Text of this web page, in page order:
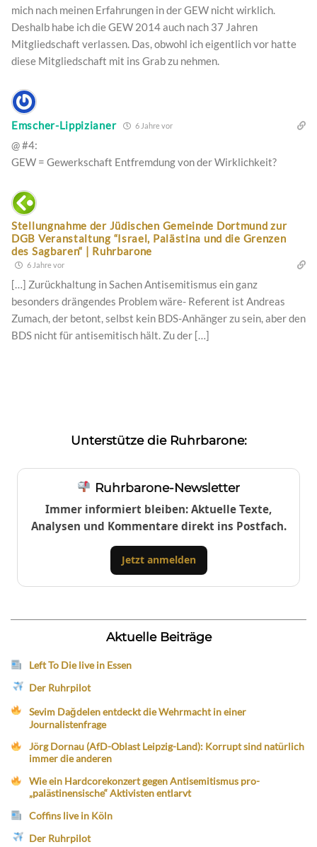
mich nach meinen Erfahrungen in der GEW nicht wirklich.
Deshalb habe ich die GEW 2014 auch nach 37 Jahren
Mitgliedschaft verlassen. Das, obwohl ich eigentlich vor hatte
diese Mitgliedschaft mit ins Grab zu nehmen.
Emscher-Lippizianer 6 Jahre vor
@ #4:
GEW = Gewerkschaft Entfremdung von der Wirklichkeit?
Stellungnahme der Jüdischen Gemeinde Dortmund zur
DGB Veranstaltung “Israel, Palästina und die Grenzen
des Sagbaren“ | Ruhrbarone
6 Jahre vor
[…] Zurückhaltung in Sachen Antisemitismus ein ganz
besonders drängendes Problem wäre- Referent ist Andreas
Zumach, der betont, selbst kein BDS-Anhänger zu sein, aber den
BDS nicht für antisemitisch hält. Zu der […]
Unterstütze die Ruhrbarone:
Ruhrbarone-Newsletter
Immer informiert bleiben: Aktuelle Texte,
Analysen und Kommentare direkt ins Postfach.
Jetzt anmelden
Aktuelle Beiträge
Left To Die live in Essen
Der Ruhrpilot
Sevim Dağdelen entdeckt die Wehrmacht in einer
Journalistenfrage
Jörg Dornau (AfD-Oblast Leipzig-Land): Korrupt sind natürlich
immer die anderen
Wie ein Hardcorekonzert gegen Antisemitismus pro-
„palästinensische“ Aktivisten entlarvt
Coffins live in Köln
Der Ruhrpilot